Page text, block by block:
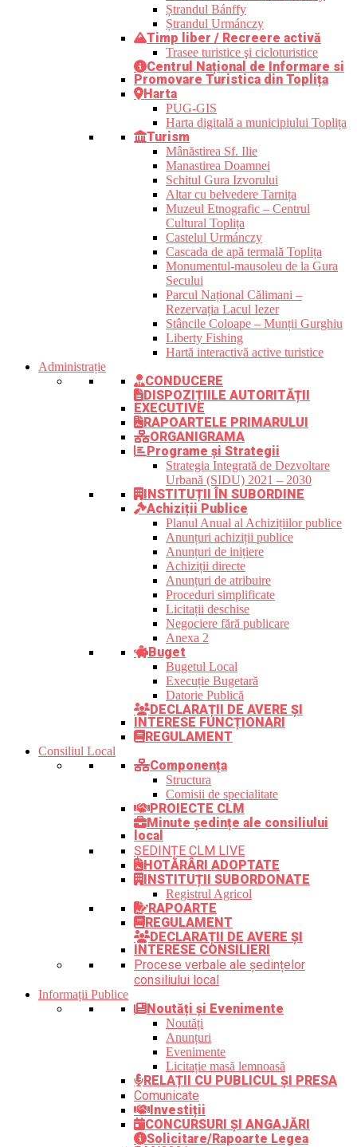
Ștrandul Bánffy
Ștrandul Urmánczy
Timp liber / Recreere activă
Trasee turistice şi cicloturistice
Centrul Național de Informare si
Promovare Turistica din Toplița
Harta
PUG-GIS
Harta digitală a municipiului Toplița
Turism
Mânăstirea Sf. Ilie
Manastirea Doamnei
Schitul Gura Izvorului
Altar cu belvedere Tarnița
Muzeul Etnografic – Centrul
Cultural Toplița
Castelul Urmánczy
Cascada de apă termală Toplița
Monumentul-mausoleu de la Gura
Secului
Parcul Național Călimani –
Rezervația Lacul Iezer
Stâncile Coloape – Munții Gurghiu
Liberty Fishing
Hartă interactivă active turistice
Administrație
CONDUCERE
DISPOZIȚIILE AUTORITĂȚII
EXECUTIVE
RAPOARTELE PRIMARULUI
ORGANIGRAMA
Programe și Strategii
Strategia Integrată de Dezvoltare
Urbană (SIDU) 2021 – 2030
INSTITUȚII ÎN SUBORDINE
Achiziții Publice
Planul Anual al Achizițiilor publice
Anunțuri achiziții publice
Anunțuri de inițiere
Achiziții directe
Anunțuri de atribuire
Proceduri simplificate
Licitații deschise
Negociere fără publicare
Anexa 2
Buget
Bugetul Local
Execuție Bugetară
Datorie Publică
DECLARAȚII DE AVERE ȘI
INTERESE FUNCȚIONARI
REGULAMENT
Consiliul Local
Componența
Structura
Comisii de specialitate
PROIECTE CLM
Minute ședințe ale consiliului
local
ȘEDINȚE CLM LIVE
HOTĂRÂRI ADOPTATE
INSTITUȚII SUBORDONATE
Registrul Agricol
RAPOARTE
REGULAMENT
DECLARAȚII DE AVERE ȘI
INTERESE CONSILIERI
Procese verbale ale ședințelor
consiliului local
Informații Publice
Noutăți și Evenimente
Noutăți
Anunțuri
Evenimente
Licitație masă lemnoasă
RELAȚII CU PUBLICUL ȘI PRESA
Comunicate
Investiții
CONCURSURI ȘI ANGAJĂRI
Solicitare/Rapoarte Legea